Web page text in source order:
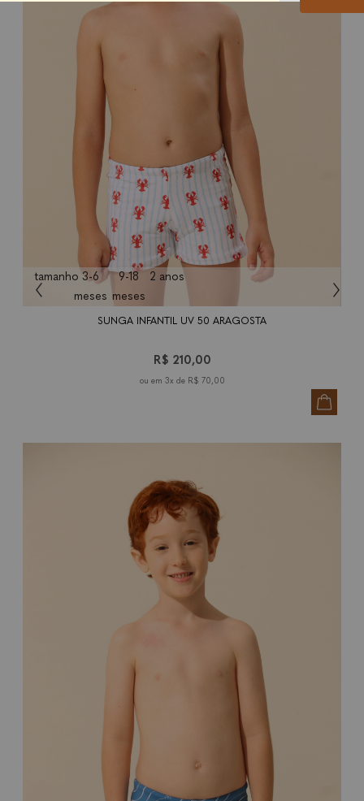
SUNGA INFANTIL UV 50 ARAGOSTA
R$ 210,00
3x de R$ 70,00
tamanho 3-6
meses
9-18
meses
2 anos